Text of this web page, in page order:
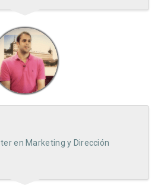
en Marketing y Dirección